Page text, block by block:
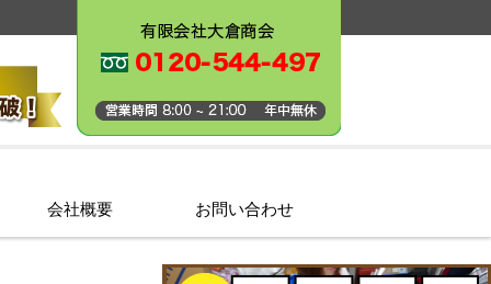
会社概要 お問い合わせ